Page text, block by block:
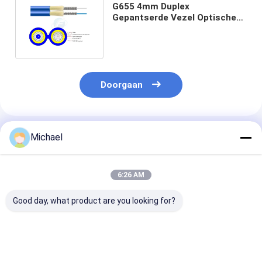
G655 4mm Duplex
Gepantserde Vezel Optische
Doorgaan
Geadviseerde Producten
Michael
6:26 AM
Good day, what product are you looking for?